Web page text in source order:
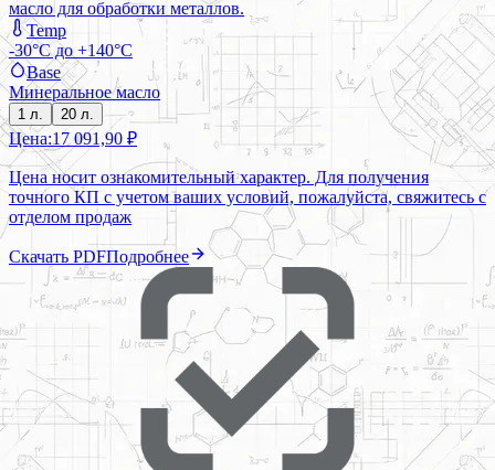
масло для обработки металлов.
Temp
-30°C до +140°C
Base
Минеральное масло
1 л. 20 л.
Цена:17 091,90 ₽
Цена носит ознакомительный характер. Для получения
точного КП с учетом ваших условий, пожалуйста, свяжитесь с
отделом продаж
Скачать PDFПодробнее